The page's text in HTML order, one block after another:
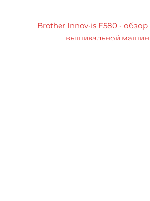
Brother Innov-is F580 -
вышивальной